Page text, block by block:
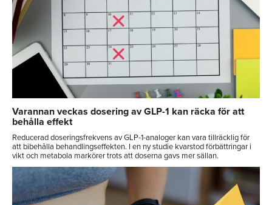
Varannan veckas dosering av GLP-1 kan räcka för att
behålla effekt
Reducerad doseringsfrekvens av GLP-1-analoger kan vara tillräcklig för
att bibehålla behandlingseffekten. I en ny studie kvarstod förbättringar i
vikt och metabola markörer trots att doserna gavs mer sällan.